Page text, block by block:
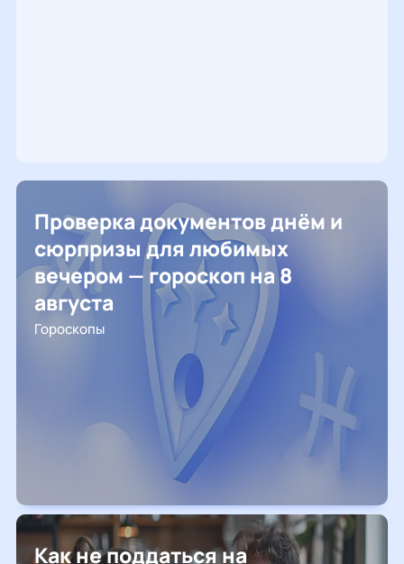
Проверка документов днём и
сюрпризы для любимых
вечером — гороскоп на 8
августа
Гороскопы
Как не поддаться на